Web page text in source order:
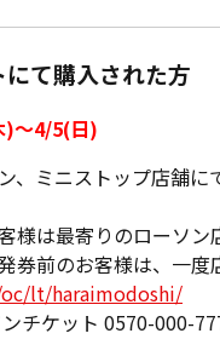
て購入された方
)〜4/5(日)
、ミニストップ店舗
は最寄りのローソン
前のお客様は、一度
lt/haraimodoshi/
チケット 0570-000-